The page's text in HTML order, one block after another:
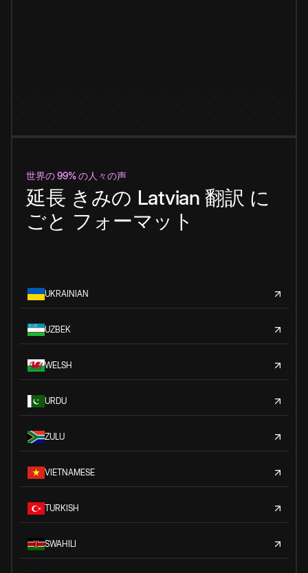
世界の 99% の人々の声
延長 きみの Latvian 翻訳 に
ごと フォーマット
UKRAINIAN
UZBEK
WELSH
URDU
ZULU
VIETNAMESE
TURKISH
SWAHILI